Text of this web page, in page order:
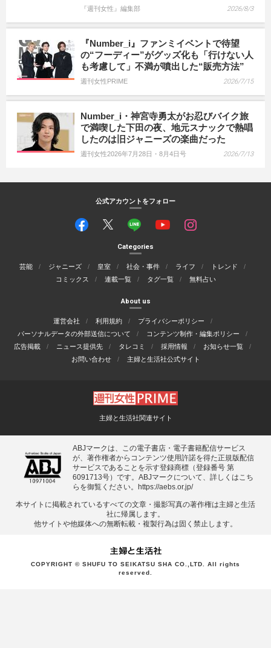
『週刊女性』編集部 2026/8/3
『Number_i』ファンミイベントで待望
の“フーディー”がグッズ化も「行けない人
も考慮して」不満が噴出した“販売方法”
週刊女性PRIME 2026/7/15
Number_i・神宮寺勇太がお忍びバイク旅
で満喫した下田の夜、地元スナックで熱唱
したのは旧ジャニーズの楽曲だった
週刊女性2026年7月28日・8月4日号 2026/7/13
公式アカウントをフォロー
Categories
芸能 ジャニーズ 皇室 社会・事件 ライフ
トレンド
コミックス
連載一覧 タグ一覧 無料占い
About us
運営会社 利用規約
プライバシーポリシー
パーソナルデータの外部送信について
コンテンツ制作・編集ポリシー
広告掲載
ニュース提供先 タレコミ 採用情報
お知らせ一覧
お問い合わせ
主婦と生活社公式サイト
主婦と生活社関連サイト
ABJマークは、この電子書店・電子書籍配信サービス
が、著作権者からコンテンツ使用許諾を得た正規版配信
サービスであることを示す登録商標（登録番号 第
6091713号）です。ABJマークについて、詳しくはこち
らを御覧ください。
https://aebs.or.jp/
本サイトに掲載されているすべての⽂章・撮影写真の著作権は主婦と⽣活
社に帰属します。
他サイトや他媒体への無断転載・複製⾏為は固く禁⽌します。
COPYRIGHT © SHUFU TO SEIKATSU SHA CO.,LTD. All rights
reserved.